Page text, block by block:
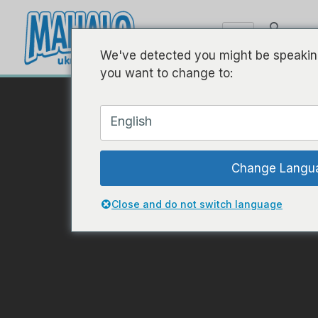
We've detected you might be
you want to change to:
English
Change
Close and do not switch language